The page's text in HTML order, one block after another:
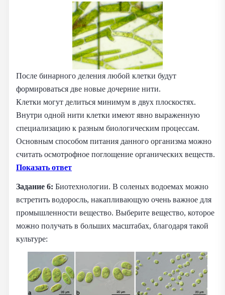
После бинарного деления любой клетки будут
формироваться две новые дочерние нити.
Клетки могут делиться минимум в двух плоскостях.
Внутри одной нити клетки имеют явно выраженную
специализацию к разным биологическим процессам.
Основным способом питания данного организма можно
считать осмотрофное поглощение органических веществ.
Показать ответ
Задание 6: Биотехнологии. В соленых водоемах можно
встретить водоросль, накапливающую очень важное для
промышленности вещество. Выберите вещество, которое
можно получать в больших масштабах, благодаря такой
культуре: